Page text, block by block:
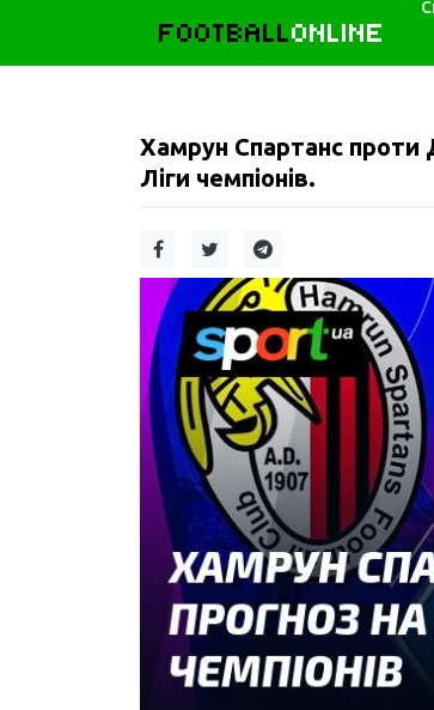
FOOTBALLONLINE
Хамрун Спартанс проти
Ліги чемпіонів.